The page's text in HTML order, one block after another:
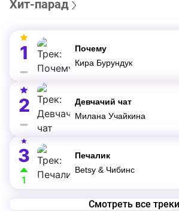
Хит-парад
1
Почему
Кира Бурундук
2
Девчачий чат
Милана Учайкина
3
1
Печалик
Betsy & Чибинс
Смотреть все треки